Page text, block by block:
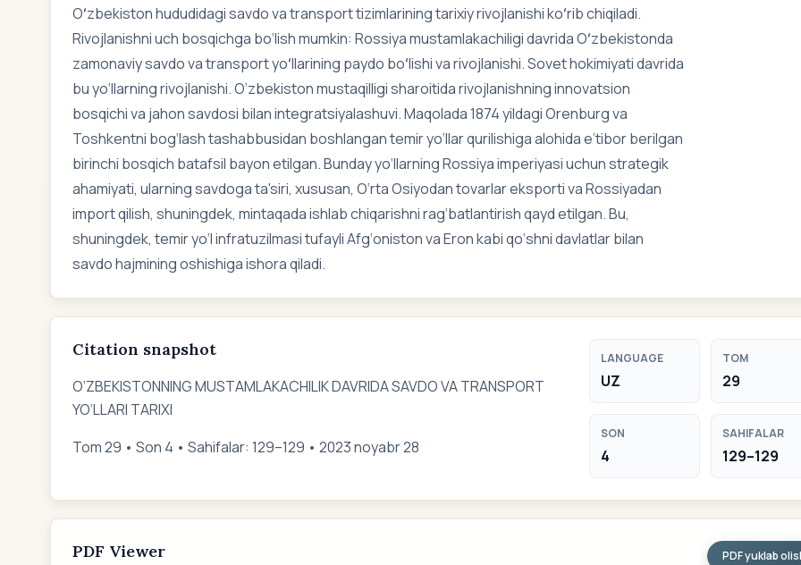
Oʻzbekiston hududidagi savdo va transport tizimlarining tarixiy rivojlanishi koʻrib chiqiladi.
Rivojlanishni uch bosqichga bo‘lish mumkin: Rossiya mustamlakachiligi davrida Oʻzbekistonda
zamonaviy savdo va transport yoʻllarining paydo boʻlishi va rivojlanishi. Sovet hokimiyati davrida
bu yo‘llarning rivojlanishi. O‘zbekiston mustaqilligi sharoitida rivojlanishning innovatsion
bosqichi va jahon savdosi bilan integratsiyalashuvi. Maqolada 1874 yildagi Orenburg va
Toshkentni bog‘lash tashabbusidan boshlangan temir yo‘llar qurilishiga alohida e’tibor berilgan
birinchi bosqich batafsil bayon etilgan. Bunday yo‘llarning Rossiya imperiyasi uchun strategik
ahamiyati, ularning savdoga ta'siri, xususan, O‘rta Osiyodan tovarlar eksporti va Rossiyadan
import qilish, shuningdek, mintaqada ishlab chiqarishni rag‘batlantirish qayd etilgan. Bu,
shuningdek, temir yo‘l infratuzilmasi tufayli Afg‘oniston va Eron kabi qo‘shni davlatlar bilan
savdo hajmining oshishiga ishora qiladi.
Citation snapshot
O‘ZBEKISTONNING MUSTAMLAKACHILIK DAVRIDA SAVDO VA TRANSPORT
YO‘LLARI TARIXI
Tom 29 • Son 4 • Sahifalar: 129–129 • 2023 noyabr 28
LANGUAGE
UZ
TOM
29
SON
4
SAHIFALAR
129–129
PDF Viewer PDF yuklab